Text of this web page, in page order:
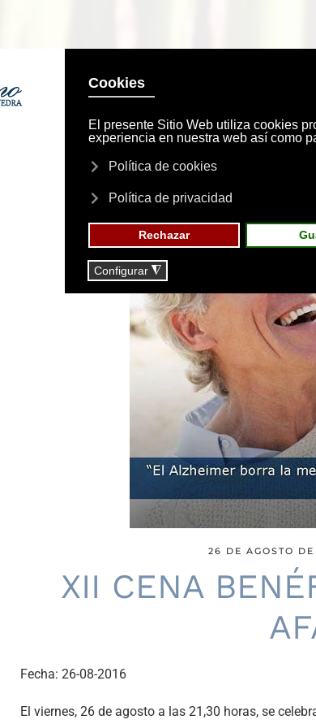
26 DE AGOSTO DE
XII CENA
Fecha: 26-08-2016
El viernes, 26 de agosto a las 21,30 horas, se